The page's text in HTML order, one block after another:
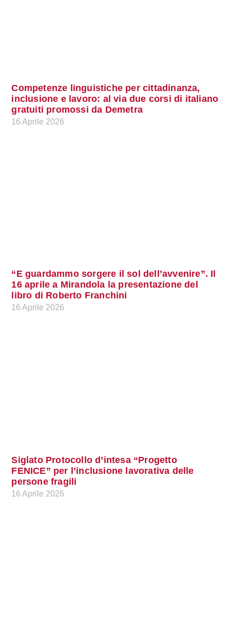
Competenze linguistiche per cittadinanza,
inclusione e lavoro: al via due corsi di italiano
gratuiti promossi da Demetra
16 Aprile 2026
“E guardammo sorgere il sol dell’avvenire”. Il
16 aprile a Mirandola la presentazione del
libro di Roberto Franchini
16 Aprile 2026
Siglato Protocollo d’intesa “Progetto
FENICE” per l’inclusione lavorativa delle
persone fragili
16 Aprile 2026